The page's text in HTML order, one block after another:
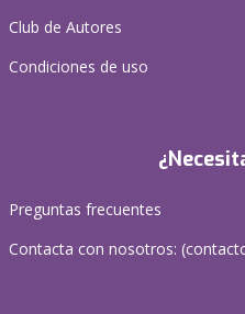
Club de Autores
Condiciones de uso
Preguntas frecuentes
Contacta con nosotros: (